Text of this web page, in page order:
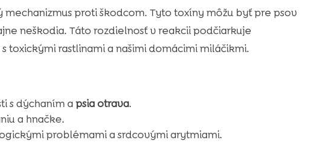
proti škodcom. Tyto toxíny môžu byť pre psov
neškodia. Táto rozdielnosť v reakcii podčiarkuje
toxickými rastlinami a našimi domácimi miláčikmi.
s dýchaním a psia otrava.
a hnačke.
problémami a srdcovými arytmiami.